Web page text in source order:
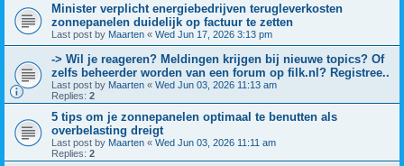
Minister verplicht energiebedrijven terugleverkosten
zonnepanelen duidelijk op factuur te zetten
Last post by Maarten « Wed Jun 17, 2026 3:13 pm
-> Wil je reageren? Meldingen krijgen bij nieuwe topics? Of
zelfs beheerder worden van een forum op filk.nl? Registree..
Last post by Maarten « Wed Jun 03, 2026 11:13 am
Replies: 2
5 tips om je zonnepanelen optimaal te benutten als
overbelasting dreigt
Last post by Maarten « Wed Jun 03, 2026 11:11 am
Replies: 2